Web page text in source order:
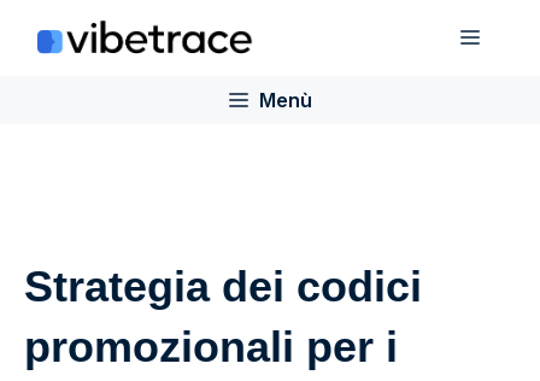
Menù
Menù
Strategia dei codici
promozionali per i